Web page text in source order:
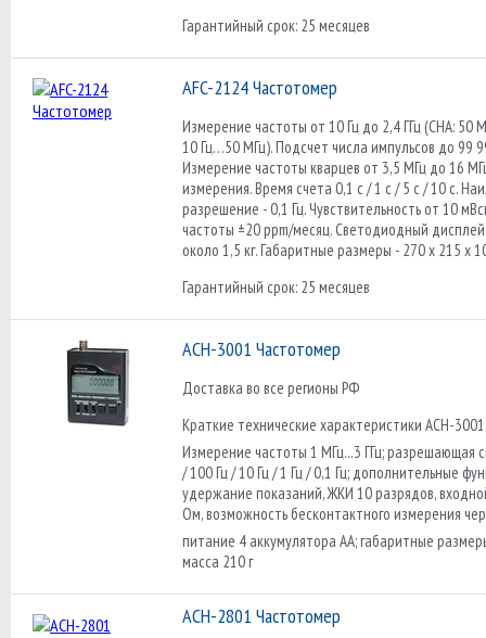
Гарантийный срок: 25 месяцев
AFC-2124 Частотомер
Измерение частоты от 10 Гц до 2,4 ГГц (CHA: 50
10 Гц…50 МГц). Подсчет числа импульсов до 99
Измерение частоты кварцев от 3,5 МГц до 16
измерения. Время счета 0,1 с / 1 с / 5 с / 10 с.
разрешение - 0,1 Гц. Чувствительность от 10
частоты ±20 ppm/месяц. Светодиодный
около 1,5 кг. Габаритные размеры - 270 х 215 х
Гарантийный срок: 25 месяцев
АСН-3001 Частотомер
Доставка во все регионы РФ
Краткие технические характеристики АСН-3001:
Измерение частоты 1 МГц...3 ГГц; разрешающая
/ 100 Гц / 10 Гц / 1 Гц / 0,1 Гц; дополнительные
удержание показаний, ЖКИ 10 разрядов,
Ом, возможность бесконтактного измерения
питание 4 аккумулятора АА; габаритные
масса 210 г
АСН-2801 Частотомер